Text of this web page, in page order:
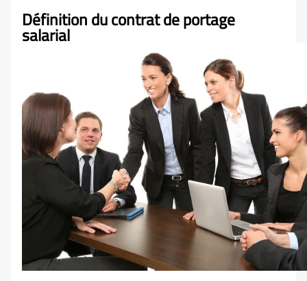
Définition du contrat de portage
salarial